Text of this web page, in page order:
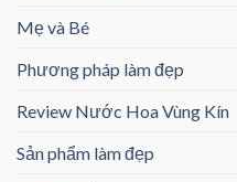
Mẹ và Bé
Phương pháp làm đẹp
Review Nước Hoa Vùng Kín
Sản phẩm làm đẹp